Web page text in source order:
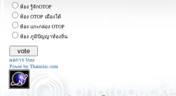
ห้อง รู้จักOTOP
ห้อง OTOP เมืองใต้
ห้อง แกะกล่อง OTOP
ห้อง ภูมิปัญญาท้องถิ่น
ผลการ Vote
Power by Thaimisc.com